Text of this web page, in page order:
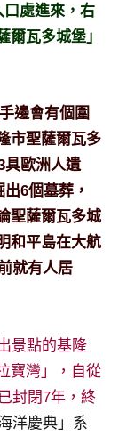
處進來，右
瓦多城堡」
邊會有個圍
市聖薩爾瓦多
具歐洲人遺
6個墓葬，
聖薩爾瓦多城
和平島在大航
就有人居
景點的基隆
寶灣」，自從
封閉7年，終
洋慶典」系